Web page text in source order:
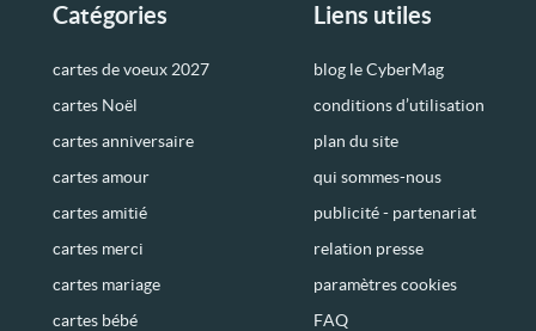
Catégories
cartes de voeux 2027
cartes Noël
cartes anniversaire
cartes amour
cartes amitié
cartes merci
cartes mariage
cartes bébé
Liens utiles
blog le CyberMag
conditions d’utilisation
plan du site
qui sommes-nous
publicité - partenariat
relation presse
paramètres cookies
FAQ